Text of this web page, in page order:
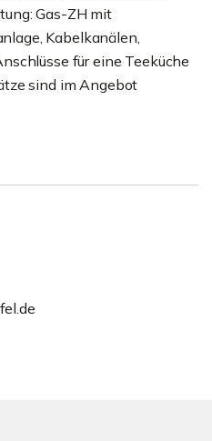
Gas-ZH mit
Kabelkanälen,
für eine Teeküche
sind im Angebot